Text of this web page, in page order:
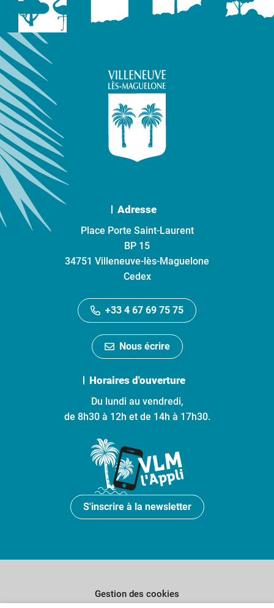
Adresse
Place Porte Saint-Laurent
BP 15
34751 Villeneuve-lès-Maguelone
Cedex
+33 4 67 69 75 75
Nous écrire
Horaires d'ouverture
Du lundi au vendredi,
de 8h30 à 12h et de 14h à 17h30.
S'inscrire à la newsletter
Gestion des cookies